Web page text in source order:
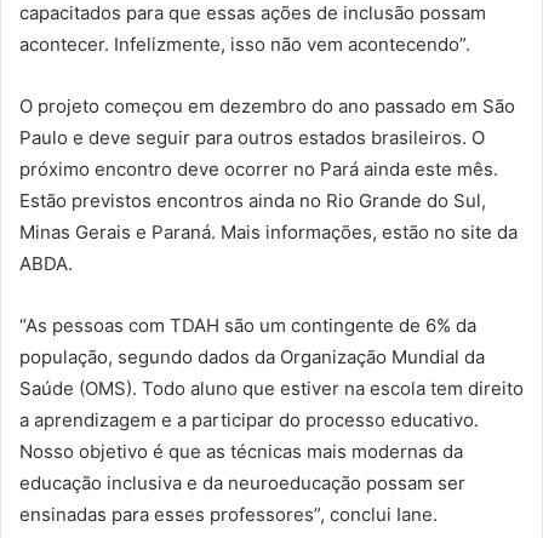
capacitados para que essas ações de inclusão possam
acontecer. Infelizmente, isso não vem acontecendo”.
O projeto começou em dezembro do ano passado em São
Paulo e deve seguir para outros estados brasileiros. O
próximo encontro deve ocorrer no Pará ainda este mês.
Estão previstos encontros ainda no Rio Grande do Sul,
Minas Gerais e Paraná. Mais informações, estão no site da
ABDA.
“As pessoas com TDAH são um contingente de 6% da
população, segundo dados da Organização Mundial da
Saúde (OMS). Todo aluno que estiver na escola tem direito
a aprendizagem e a participar do processo educativo.
Nosso objetivo é que as técnicas mais modernas da
educação inclusiva e da neuroeducação possam ser
ensinadas para esses professores”, conclui Iane.